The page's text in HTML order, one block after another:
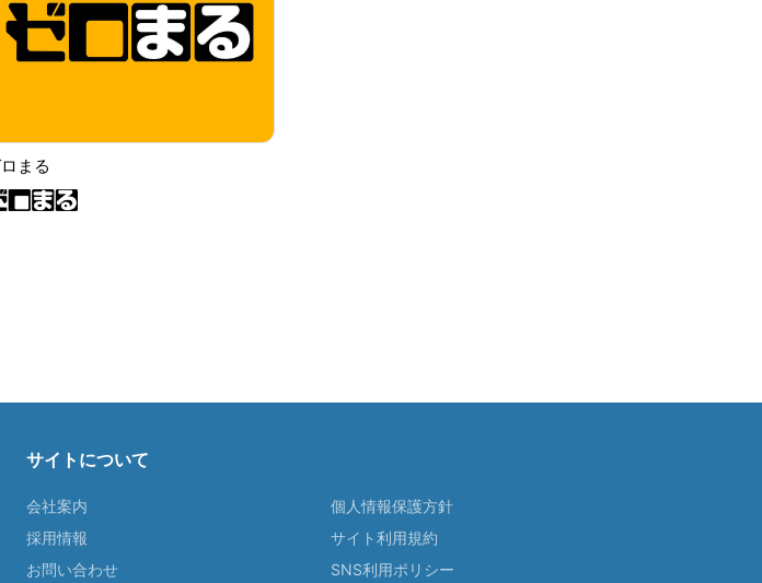
まる
サイトについて
会社案内
採用情報
お問い合わせ
個人情報保護方針
サイト利用規約
SNS利用ポリシー